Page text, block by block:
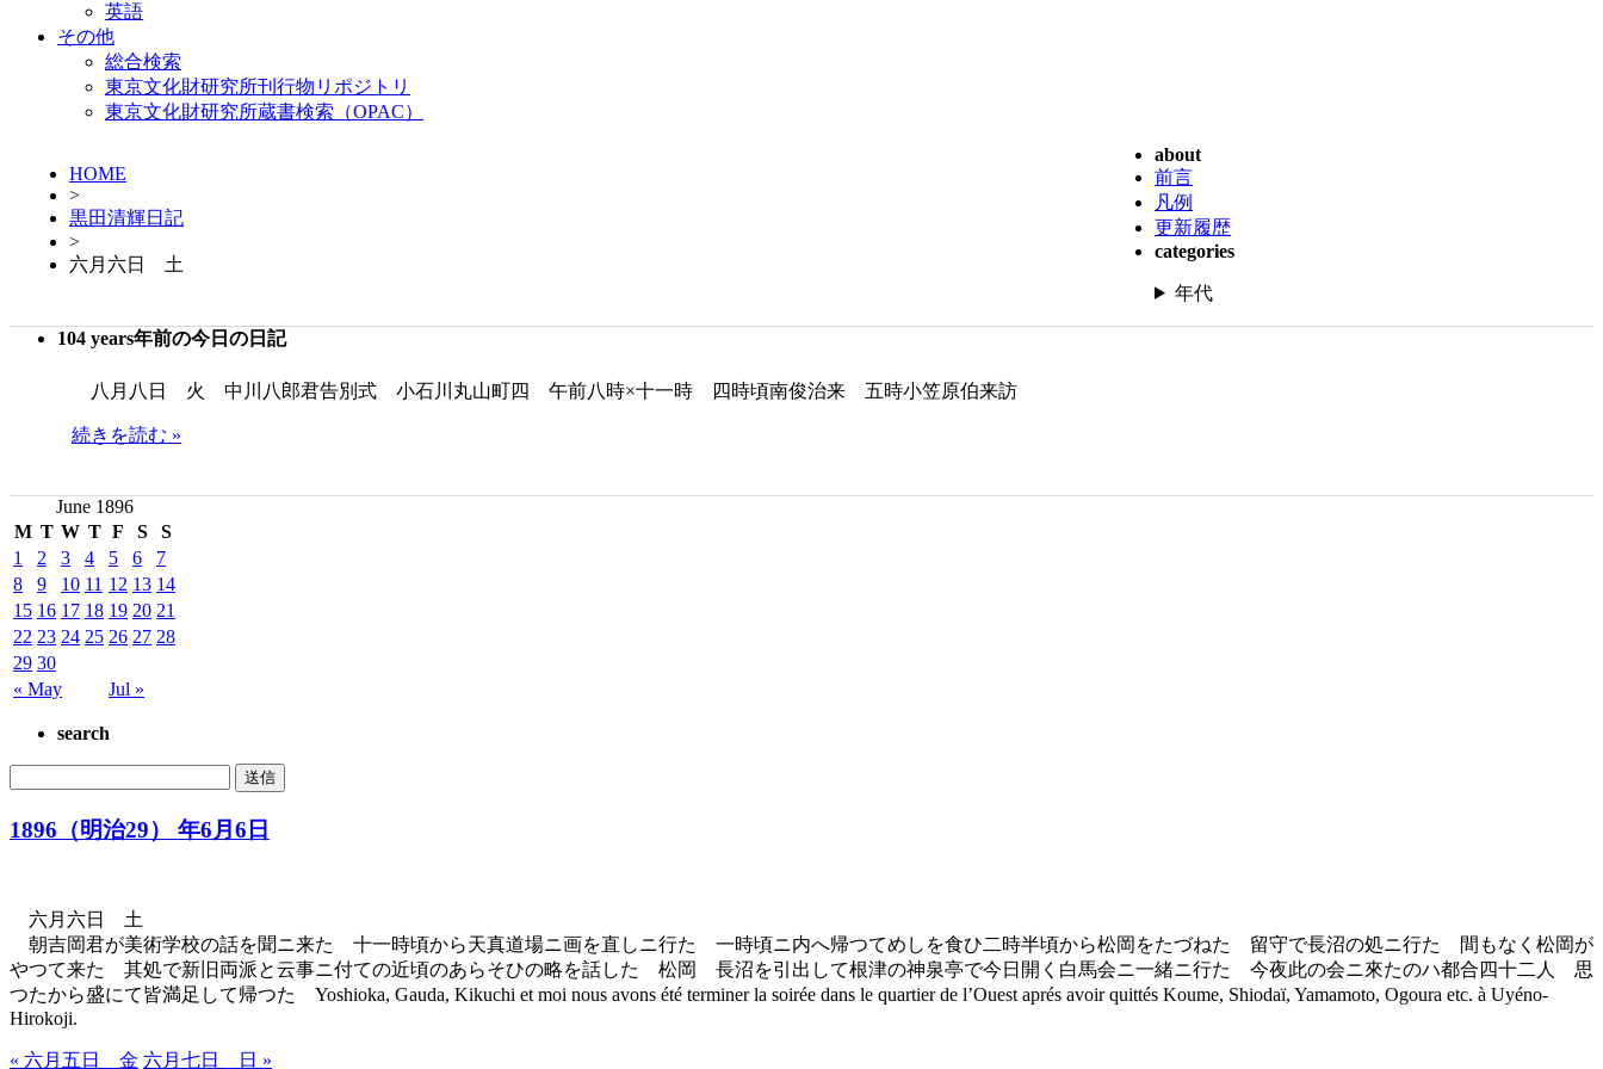
英語
その他
総合検索
東京文化財研究所刊行物リポジトリ
東京文化財研究所蔵書検索（OPAC）
HOME
>
黒田清輝日記
>
六月六日 土
about
前言
凡例
更新履歴
categories
年代
104 years年前の今日の日記
八月八日 火 中川八郎君告別式 小石川丸山町四 午前八時×十一時 四時頃南俊治来 五時小笠原伯来訪
続きを読む »
June 1896
M T W T F S S
« May Jul »
1 2 3 4 5 6
7
8
9 10 11 12 13 14
15 16 17 18 19 20 21
22 23 24 25 26 27 28
29 30
search
1896（明治29） 年6月6日
六月六日 土
朝吉岡君が美術学校の話を聞ニ来た 十一時頃から天真道場ニ画を直しニ行た 一時頃ニ内へ帰つてめしを食ひ二時半頃から松岡をたづねた 留守で長沼の処ニ行た 間もなく松岡が
やつて来た 其処で新旧両派と云事ニ付ての近頃のあらそひの略を話した 松岡 長沼を引出して根津の神泉亭で今日開く白馬会ニ一緒ニ行た 今夜此の会ニ來たのハ都合四十二人 思
つたから盛にて皆満足して帰つた Yoshioka, Gauda, Kikuchi et moi nous avons été terminer la soirée dans le quartier de l’Ouest aprés avoir quittés Koume, Shiodaï, Yamamoto, Ogoura etc. à Uyéno-
Hirokoji.
« 六月五日 金 六月七日 日 »